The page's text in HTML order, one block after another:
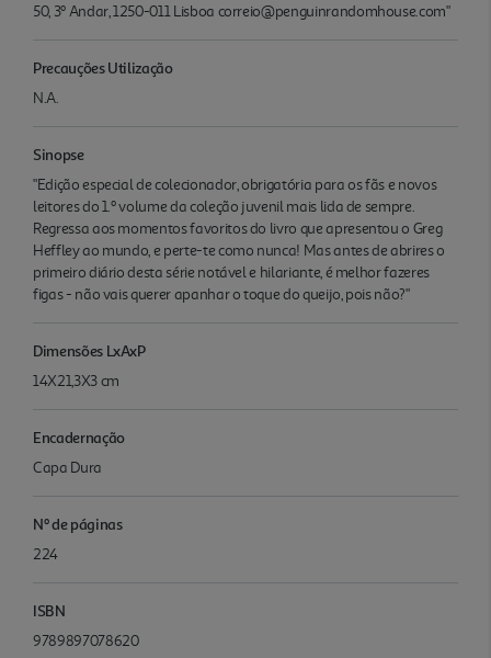
50, 3º Andar, 1250-011 Lisboa correio@penguinrandomhouse.com"
Precauções Utilização
N.A.
Sinopse
"Edição especial de colecionador, obrigatória para os fãs e novos
leitores do 1.º volume da coleção juvenil mais lida de sempre.
Regressa aos momentos favoritos do livro que apresentou o Greg
Heffley ao mundo, e perte-te como nunca! Mas antes de abrires o
primeiro diário desta série notável e hilariante, é melhor fazeres
figas - não vais querer apanhar o toque do queijo, pois não?"
Dimensões LxAxP
14X21,3X3 cm
Encadernação
Capa Dura
Nº de páginas
224
ISBN
9789897078620